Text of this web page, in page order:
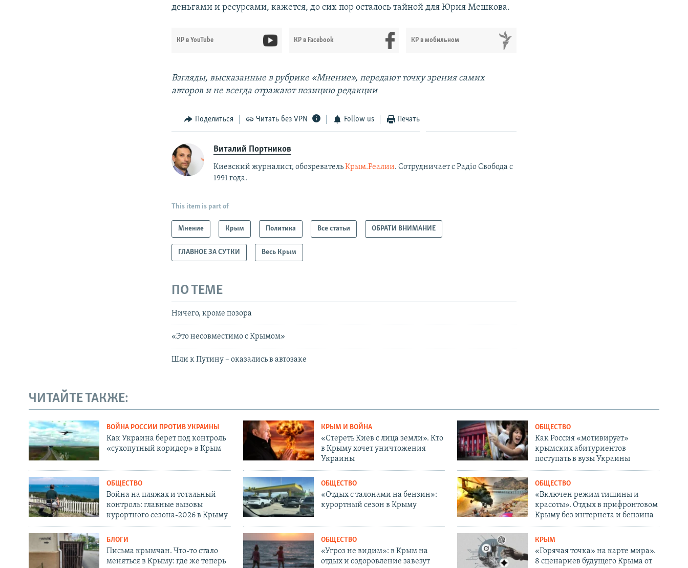
деньгами и ресурсами, кажется, до сих пор осталось тайной для Юрия Мешкова.
КР в YouTube КР в Facebook КР в мобильном
Взгляды, высказанные в рубрике «Мнение», передают точку зрения самих
авторов и не всегда отражают позицию редакции
Поделиться Читать без VPN Follow us Печать
Виталий Портников
Киевский журналист, обозревательКрым.Реалии. Сотрудничает с Радiо Свобода с
1991 года.
This item is part of
Мнение Крым Политика Все статьи ОБРАТИ ВНИМАНИЕ
ГЛАВНОЕ ЗА СУТКИ Весь Крым
ПО ТЕМЕ
Ничего, кроме позора
«Это несовместимо с Крымом»
Шли к Путину – оказались в автозаке
ЧИТАЙТЕ ТАКЖЕ:
ВОЙНА РОССИИ ПРОТИВ УКРАИНЫ
Как Украина берет под контроль
«сухопутный коридор» в Крым
КРЫМ И ВОЙНА
«Стереть Киев с лица земли». Кто
в Крыму хочет уничтожения
Украины
ОБЩЕСТВО
Как Россия «мотивирует»
крымских абитуриентов
поступать в вузы Украины
ОБЩЕСТВО
Война на пляжах и тотальный
контроль: главные вызовы
курортного сезона-2026 в Крыму
ОБЩЕСТВО
«Отдых с талонами на бензин»:
курортный сезон в Крыму
ОБЩЕСТВО
«Включен режим тишины и
красоты». Отдых в прифронтовом
Крыму без интернета и бензина
БЛОГИ
Письма крымчан. Что-то стало
меняться в Крыму: где же теперь
ОБЩЕСТВО
«Угроз не видим»: в Крым на
отдых и оздоровление завезут
КРЫМ
«Горячая точка» на карте мира».
8 сценариев будущего Крыма от